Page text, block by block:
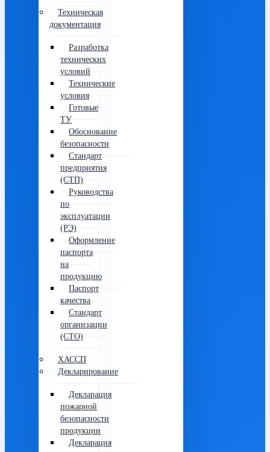
Техническая
документация
Разработка
технических
условий
Технические
условия
Готовые
ТУ
Обоснование
безопасности
Стандарт
предприятия
(СТП)
Руководства
по
эксплуатации
(РЭ)
Оформление
паспорта
на
продукцию
Паспорт
качества
Стандарт
организации
(СТО)
ХАССП
Декларирование
Декларация
пожарной
безопасности
продукции
Декларация